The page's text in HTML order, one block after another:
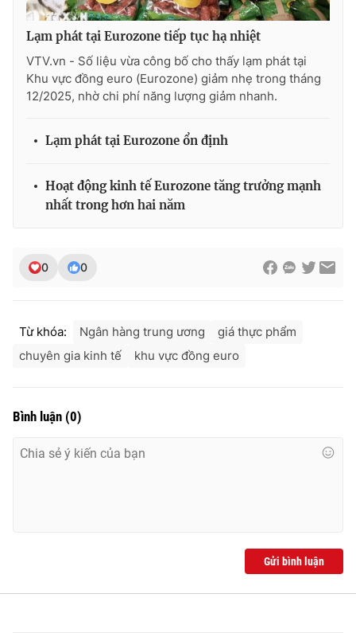
Ðiện thoại Thời báo VTV:024.66 897 897
Email:toasoan@vtv.vn
Liên hệ quảng cáo:
024-7300.7108
® Cấm sao chép dưới mọi hình thức nếu không có sự chấp
Lạm phát tại Eurozone tiếp tục hạ nhiệt
VTV.vn - Số liệu vừa công bố cho thấy lạm phát tại
Khu vực đồng euro (Eurozone) giảm nhẹ trong tháng
12/2025, nhờ chi phí năng lượng giảm nhanh.
Lạm phát tại Eurozone ổn định
Hoạt động kinh tế Eurozone tăng trưởng mạnh
nhất trong hơn hai năm
0 0
Từ khóa: Ngân hàng trung ương
giá thực phẩm
chuyên gia kinh tế
khu vực đồng euro
Bình luận (0)
Gửi bình luận